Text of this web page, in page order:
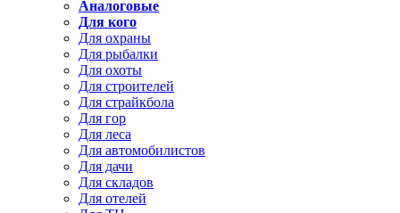
Аналоговые
Для кого
Для охраны
Для рыбалки
Для охоты
Для строителей
Для страйкбола
Для гор
Для леса
Для автомобилистов
Для дачи
Для складов
Для отелей